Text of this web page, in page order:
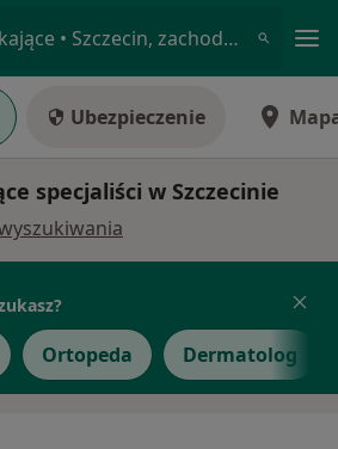
Biodro Trzaskające • Szczecin, zachodniopomorskie
Ubezpieczenie
specjaliści w Szczecinie
Ortopeda Dermatolog